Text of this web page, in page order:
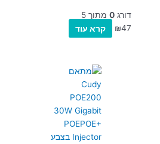
דורג 0 מתוך 5
₪47 קרא עוד